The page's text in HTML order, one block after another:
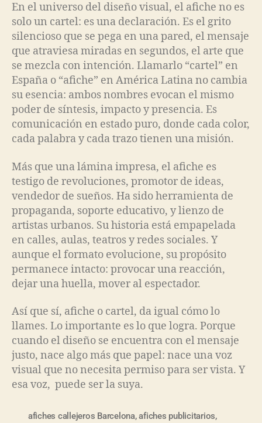
En el universo del diseño visual, el afiche no es
solo un cartel: es una declaración. Es el grito
silencioso que se pega en una pared, el mensaje
que atraviesa miradas en segundos, el arte que
se mezcla con intención. Llamarlo “cartel” en
España o “afiche” en América Latina no cambia
su esencia: ambos nombres evocan el mismo
poder de síntesis, impacto y presencia. Es
comunicación en estado puro, donde cada color,
cada palabra y cada trazo tienen una misión.
Más que una lámina impresa, el afiche es
testigo de revoluciones, promotor de ideas,
vendedor de sueños. Ha sido herramienta de
propaganda, soporte educativo, y lienzo de
artistas urbanos. Su historia está empapelada
en calles, aulas, teatros y redes sociales. Y
aunque el formato evolucione, su propósito
permanece intacto: provocar una reacción,
dejar una huella, mover al espectador.
Así que sí, afiche o cartel, da igual cómo lo
llames. Lo importante es lo que logra. Porque
cuando el diseño se encuentra con el mensaje
justo, nace algo más que papel: nace una voz
visual que no necesita permiso para ser vista. Y
esa voz, puede ser la suya.
afiches callejeros Barcelona,afiches publicitarios,